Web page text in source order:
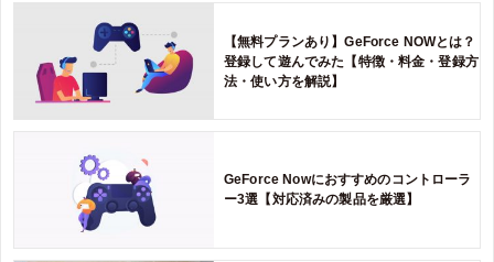
【無料プランあり】GeForce NOWとは？
登録して遊んでみた【特徴・料金・登録方
法・使い方を解説】
GeForce Nowにおすすめのコントローラ
ー3選【対応済みの製品を厳選】